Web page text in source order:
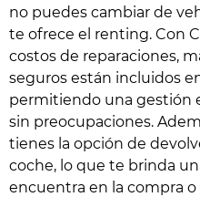
no puedes cambiar de
te ofrece el renting. Con
costos de reparaciones,
seguros están incluidos
permitiendo una gestión
sin preocupaciones.
tienes la opción de
coche, lo que te brinda
encuentra en la compra o